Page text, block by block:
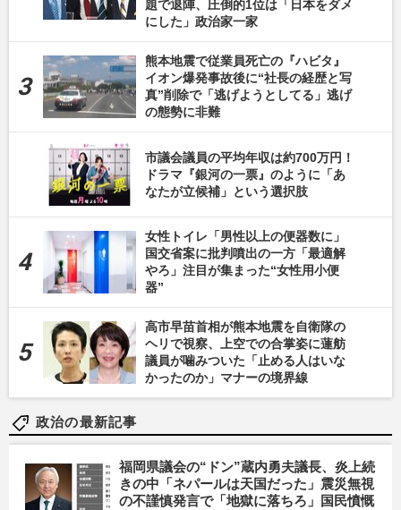
題で退陣、圧倒的1位は「日本をダメ
にした」政治家一家
熊本地震で従業員死亡の『ハビタ』
イオン爆発事故後に“社長の経歴と写
真”削除で「逃げようとしてる」逃げ
の態勢に非難
市議会議員の平均年収は約700万円！
ドラマ『銀河の一票』のように「あ
なたが立候補」という選択肢
女性トイレ「男性以上の便器数に」
国交省案に批判噴出の一方「最適解
やろ」注目が集まった“女性用小便
器”
高市早苗首相が熊本地震を自衛隊の
ヘリで視察、上空での合掌姿に蓮舫
議員が噛みついた「止める人はいな
かったのか」マナーの境界線
政治の最新記事
福岡県議会の“ドン”蔵内勇夫議長、炎上続
きの中「ネパールは天国だった」震災無視
の不謹慎発言で「地獄に落ちろ」国民憤慨